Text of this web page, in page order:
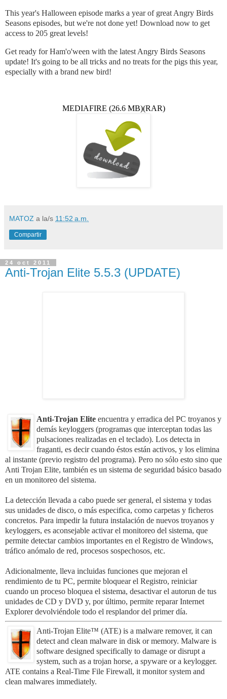
This year's Halloween episode marks a year of great Angry Birds
Seasons episodes, but we're not done yet! Download now to get
access to 205 great levels!
Get ready for Ham'o'ween with the latest Angry Birds Seasons
update! It's going to be all tricks and no treats for the pigs this year,
especially with a brand new bird!
MEDIAFIRE (26.6 MB)(RAR)
MATOZ a la/s 11:52 a.m.
Compartir
24 oct 2011
Anti-Trojan Elite 5.5.3 (UPDATE)
Anti-Trojan Elite encuentra y erradica del PC troyanos y
demás keyloggers (programas que interceptan todas las
pulsaciones realizadas en el teclado). Los detecta in
fraganti, es decir cuando éstos están activos, y los elimina
al instante (previo registro del programa). Pero no sólo esto sino que
Anti Trojan Elite, también es un sistema de seguridad básico basado
en un monitoreo del sistema.
La detección llevada a cabo puede ser general, el sistema y todas
sus unidades de disco, o más especifica, como carpetas y ficheros
concretos. Para impedir la futura instalación de nuevos troyanos y
keyloggers, es aconsejable activar el monitoreo del sistema, que
permite detectar cambios importantes en el Registro de Windows,
tráfico anómalo de red, procesos sospechosos, etc.
Adicionalmente, lleva incluidas funciones que mejoran el
rendimiento de tu PC, permite bloquear el Registro, reiniciar
cuando un proceso bloquea el sistema, desactivar el autorun de tus
unidades de CD y DVD y, por último, permite reparar Internet
Explorer devolviéndole todo el resplandor del primer día.
Anti-Trojan Elite™ (ATE) is a malware remover, it can
detect and clean malware in disk or memory. Malware is
software designed specifically to damage or disrupt a
system, such as a trojan horse, a spyware or a keylogger.
ATE contains a Real-Time File Firewall, it monitor system and
clean malwares immediately.